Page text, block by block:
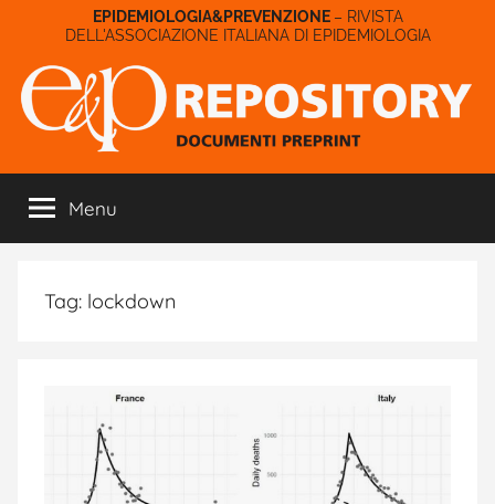
contenuto
– RIVISTA
DELL'ASSOCIAZIONE ITALIANA DI EPIDEMIOLOGIA
E&P
Repository
Menu
Tag: lockdown